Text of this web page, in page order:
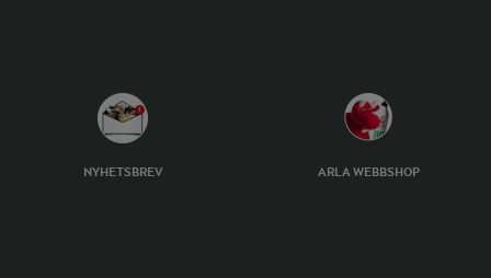
NYHETSBREV ARLA WEBBSHOP